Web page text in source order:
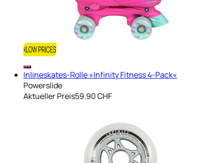
Inlineskates-Rolle »Infinity Fitness 4-Pack«
Powerslide
Aktueller Preis59.90 CHF